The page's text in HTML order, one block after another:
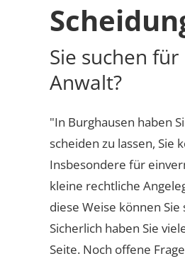
Sie suchen
Anwalt?
"In Burghausen haben
scheiden zu lassen, Sie
Insbesondere für
kleine rechtliche
diese Weise können
Sicherlich haben Sie
Seite. Noch offene